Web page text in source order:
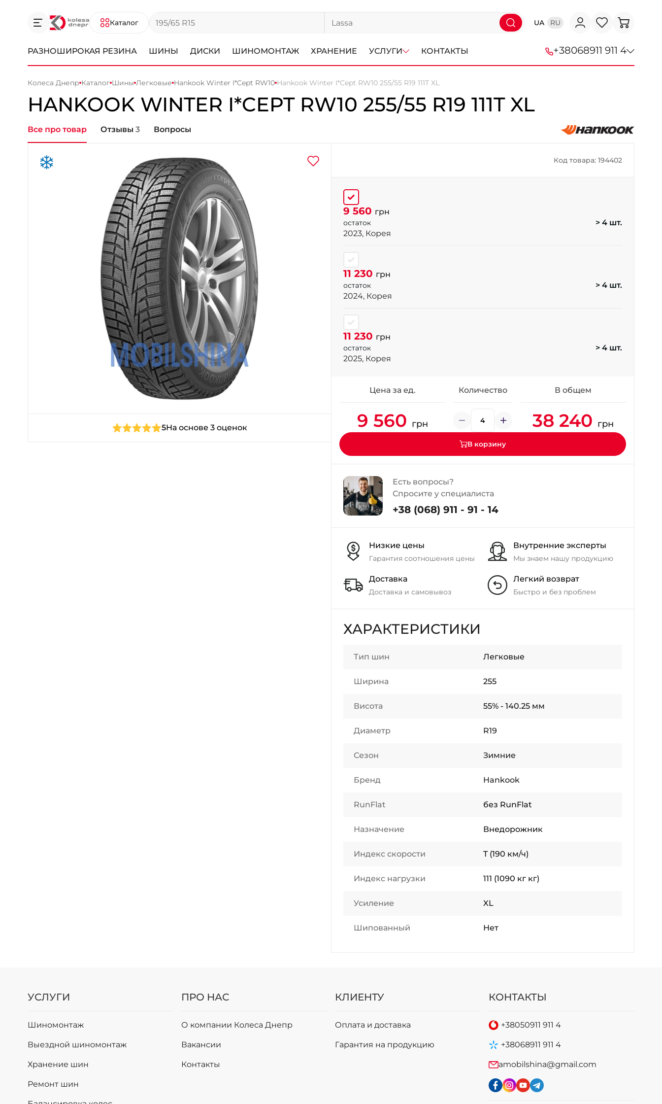
Каталог UA RU
РАЗНОШИРОКАЯ РЕЗИНА ШИНЫ ДИСКИ ШИНОМОНТАЖ ХРАНЕНИЕ УСЛУГИ КОНТАКТЫ +38068911 911 4
+38 (067) 113-44-44
+38 (098) 911-911-4
Колеса Днепр Каталог Шины Легковые Hankook Winter I*Cept RW10 Hankook Winter I*Cept RW10 255/55 R19 111T XL
HANKOOK WINTER I*CEPT RW10 255/55 R19 111T XL
Все про товар Отзывы 3 Вопросы
5На основе 3 оценок
Код товара: 194402
9 560 грн
остаток
> 4 шт.
2023, Корея
11 230 грн
остаток
> 4 шт.
2024, Корея
11 230 грн
остаток
> 4 шт.
2025, Корея
Цена за ед. Количество В общем
9 560 грн 38 240 грн
В корзину
Есть вопросы?
Спросите у специалиста
+38 (068) 911 - 91 - 14
Низкие цены
Гарантия соотношения цены
Внутренние эксперты
Мы знаем нашу продукцию
Доставка
Доставка и самовывоз
Легкий возврат
Быстро и без проблем
ХАРАКТЕРИСТИКИ
Тип шин Легковые
Ширина 255
Висота 55% - 140.25 мм
Диаметр R19
Сезон Зимние
Бренд Hankook
RunFlat без RunFlat
Назначение Внедорожник
Индекс скорости T (190 км/ч)
Индекс нагрузки 111 (1090 кг кг)
Усиление XL
Шипованный Нет
УСЛУГИ
Шиномонтаж
Выездной шиномонтаж
Хранение шин
Ремонт шин
ПРО НАС
О компании Колеса Днепр
Вакансии
Контакты
КЛИЕНТУ
Оплата и доставка
Гарантия на продукцию
КОНТАКТЫ
+38050911 911 4
+38068911 911 4
amobilshina@gmail.com